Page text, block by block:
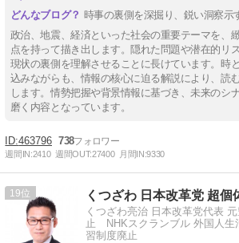
時事の裏側を深掘り、鋭い洞察示
政治、地震、経済といった社会の重要テーマを、
点を持って描き出します。隠れた問題や潜在的リ
現状の裏側を理解させることに長けています。時
込みながらも、情報の核心に迫る解説により、読
します。情勢把握や背景情報に基づき、未来のシ
磨く内容となっています。
463796 738
週間IN:2410 週間OUT:27400 月間IN:9330
19 くつざわ 日本改革党 超個
くつざわ亮治 日本改革党代表
止 NHKスクランブル 外国人生
習制度廃止